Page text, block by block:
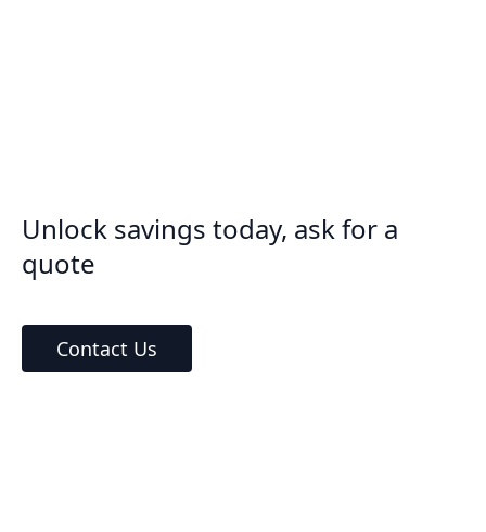
Unlock savings today, ask for a
quote
Contact Us